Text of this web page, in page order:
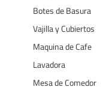
Botes de Basura
Vajilla y Cubiertos
Maquina de Cafe
Lavadora
Mesa de Comedor